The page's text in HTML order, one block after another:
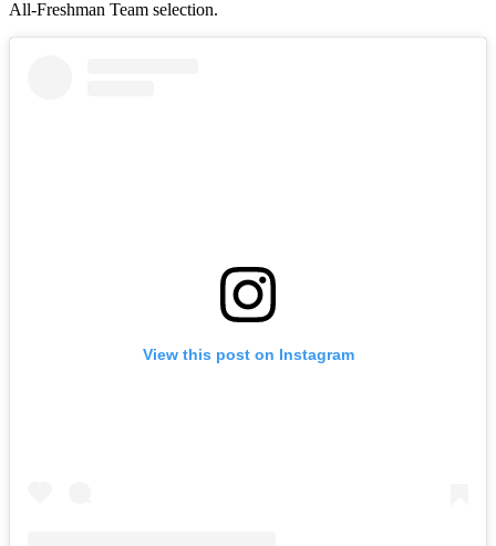
All-Freshman Team selection.
View this post on Instagram